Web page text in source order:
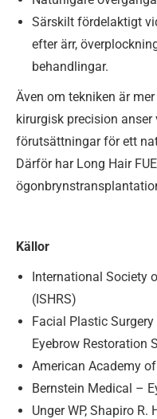
Särskilt fördelaktigt
efter ärr,
behandlingar.
Även om tekniken är
kirurgisk precision
förutsättningar för ett
Därför har Long Hair
Källor
International Society
(ISHRS)
Facial Plastic
Eyebrow Restoration
American Academy
Bernstein Medical –
Unger WP, Shapiro